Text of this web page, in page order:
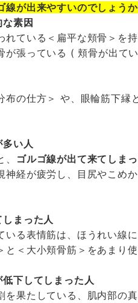
線が出来やすいのでしょうか
素因
れている＜扁平な頬骨＞を
が張っている ( 頬骨が出て
布の仕方＞ や、眼輪筋下
い人
ゴルゴ線が出て来てしま
神経が疲労し、目尻やこめ
まった人
いる表情筋は、ほうれい線
と＜大小頬骨筋＞をあまり
下してしまった人
を果たしている、肌内部の